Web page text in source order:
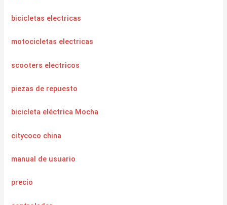
bicicletas electricas
motocicletas electricas
scooters electricos
piezas de repuesto
bicicleta eléctrica Mocha
citycoco china
manual de usuario
precio